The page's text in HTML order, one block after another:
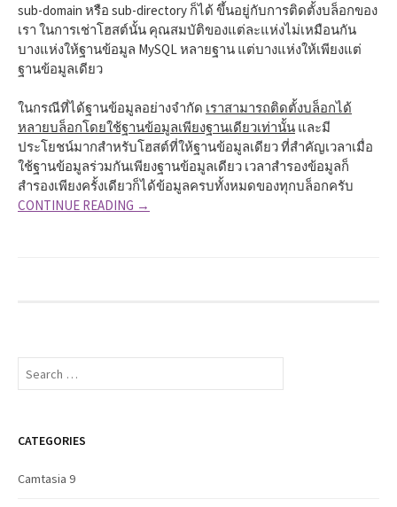
sub-domain หรือ sub-directory ก็ได้ ขึ้นอยู่กับการติดตั้งบล็อกของ
เรา ในการเช่าโฮสต์นั้น คุณสมบัติของแต่ละแห่งไม่เหมือนกัน
บางแห่งให้ฐานข้อมูล MySQL หลายฐาน แต่บางแห่งให้เพียงแต่
ฐานข้อมูลเดียว
ในกรณีที่ได้ฐานข้อมูลอย่างจำกัด เราสามารถติดตั้งบล็อกได้
หลายบล็อกโดยใช้ฐานข้อมูลเพียงฐานเดียวเท่านั้น และมี
ประโยชน์มากสำหรับโฮสต์ที่ให้ฐานข้อมูลเดียว ที่สำคัญเวลาเมื่อ
ใช้ฐานข้อมูลร่วมกันเพียงฐานข้อมูลเดียว เวลาสำรองข้อมูลก็
สำรองเพียงครั้งเดียวก็ได้ข้อมูลครบทั้งหมดของทุกบล็อกครับ
CONTINUE READING →
S
c
f
CATEGORIES
Camtasia 9